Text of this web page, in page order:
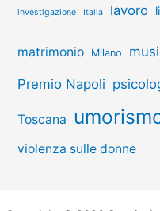
investigazione Italia lavoro
matrimonio Milano
Premio Napoli
Toscana
violenza sulle donne